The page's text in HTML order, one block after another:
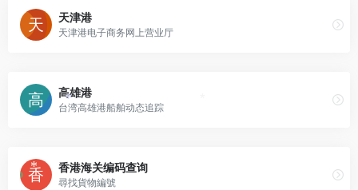
天津港
天津港电子商务网上营业厅
高雄港
台湾高雄港船舶动态追踪
香港海关编码查询
尋找貨物編號
*
*